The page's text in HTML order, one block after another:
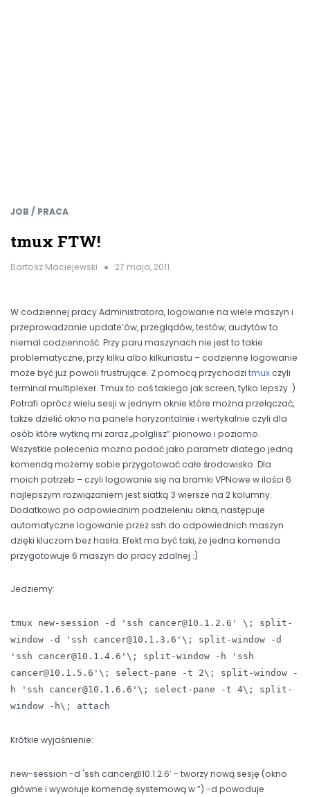
JOB / PRACA
tmux FTW!
Bartosz Maciejewski 27 maja, 2011
W codziennej pracy Administratora, logowanie na wiele maszyn i
przeprowadzanie update’ów, przeglądów, testów, audytów to
niemal codzienność. Przy paru maszynach nie jest to takie
problematyczne, przy kilku albo kilkunastu – codzienne logowanie
może być już powoli frustrujące. Z pomocą przychodzi tmuxczyli
terminal multiplexer. Tmux to coś takiego jak screen, tylko lepszy :)
Potrafi oprócz wielu sesji w jednym oknie które można przełączać,
także dzielić okno na panele horyzontalnie i wertykalnie czyli dla
osób które wytkną mi zaraz „polglisz” pionowo i poziomo.
Wszystkie polecenia można podać jako parametr dlatego jedną
komendą możemy sobie przygotować całe środowisko. Dla
moich potrzeb – czyli logowanie się na bramki VPNowe w ilości 6
najlepszym rozwiązaniem jest siatką 3 wiersze na 2 kolumny.
Dodatkowo po odpowiednim podzieleniu okna, następuje
automatyczne logowanie przez ssh do odpowiednich maszyn
dzięki kluczom bez hasła. Efekt ma być taki, że jedna komenda
przygotowuje 6 maszyn do pracy zdalnej :)
Jedziemy:
tmux new-session -d 'ssh cancer@10.1.2.6' \; split-
window -d 'ssh cancer@10.1.3.6'\; split-window -d
'ssh cancer@10.1.4.6'\; split-window -h 'ssh
cancer@10.1.5.6'\; select-pane -t 2\; split-window -
h 'ssh cancer@10.1.6.6'\; select-pane -t 4\; split-
window -h\; attach
Krótkie wyjaśnienie:
new-session -d 'ssh cancer@10.1.2.6′ – tworzy nową sesję (okno
główne i wywołuje komendę systemową w ”) -d powoduje